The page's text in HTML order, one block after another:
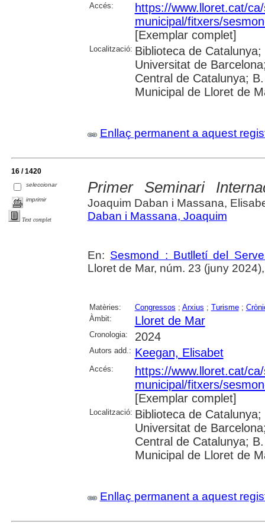
Accés:
https://www.lloret.cat/
municipal/fitxers/
[Exemplar complet]
Localització: Biblioteca de
Universitat de
Central de Catalunya;
Municipal de Lloret de
Enllaç permanent a aquest
16 / 1420
seleccionar
imprimir
Text complet
Primer Seminari
Joaquim Daban i Massana,
Daban i Massana, Joaquim
En: Sesmond : Butlletí del
Lloret de Mar, núm. 23 (juny
Matèries: Congressos ; Arxius ; Turisme;
Àmbit:
Lloret de Mar
Cronologia: 2024
Autors add.: Keegan, Elisabet
Accés:
https://www.lloret.cat/
municipal/fitxers/
[Exemplar complet]
Localització: Biblioteca de
Universitat de
Central de Catalunya;
Municipal de Lloret de
Enllaç permanent a aquest